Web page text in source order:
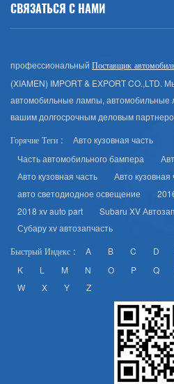
СВЯЗАТЬСЯ С НАМИ
профессиональный Поставщик
(XIAMEN) IMPORT & EXPORT CO.,LTD.
автомобильные лампы,
вашим долгосрочным деловым
Горячие Теги :
Авто кузовная часть
Часть автомобильного бампера
Авто кузовная часть
Авто кузовная
авто светодиодное освещение
2018 xv auto part
Subaru XV
Субару xv автозапчасть
Быстрый Индекс : A B C D
K
L M N O P Q
W
X Y Z